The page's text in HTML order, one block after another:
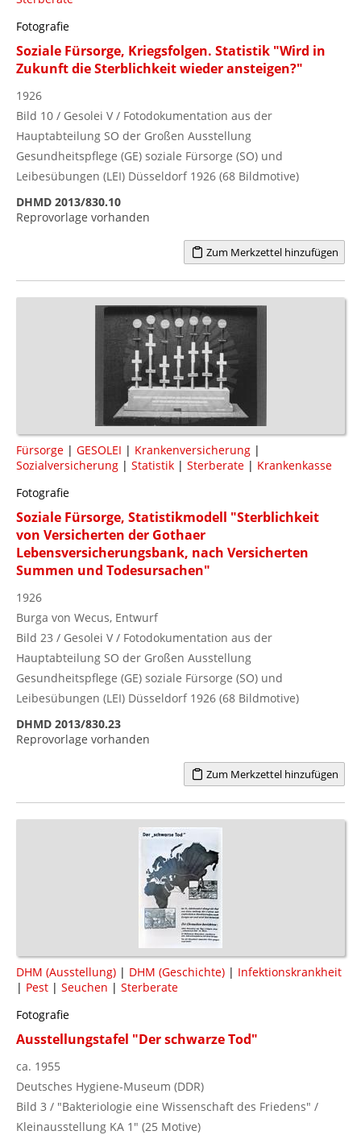
Fotografie
Soziale Fürsorge, Kriegsfolgen. Statistik "Wird in
Zukunft die Sterblichkeit wieder ansteigen?"
1926
Bild 10 / Gesolei V / Fotodokumentation aus der
Hauptabteilung SO der Großen Ausstellung
Gesundheitspflege (GE) soziale Fürsorge (SO) und
Leibesübungen (LEI) Düsseldorf 1926 (68 Bildmotive)
DHMD 2013/830.10
Reprovorlage vorhanden
Zum Merkzettel hinzufügen
Fürsorge | GESOLEI | Krankenversicherung |
Sozialversicherung | Statistik | Sterberate | Krankenkasse
Fotografie
Soziale Fürsorge, Statistikmodell "Sterblichkeit
von Versicherten der Gothaer
Lebensversicherungsbank, nach Versicherten
Summen und Todesursachen"
1926
Burga von Wecus, Entwurf
Bild 23 / Gesolei V / Fotodokumentation aus der
Hauptabteilung SO der Großen Ausstellung
Gesundheitspflege (GE) soziale Fürsorge (SO) und
Leibesübungen (LEI) Düsseldorf 1926 (68 Bildmotive)
DHMD 2013/830.23
Reprovorlage vorhanden
Zum Merkzettel hinzufügen
DHM (Ausstellung) | DHM (Geschichte) | Infektionskrankheit
| Pest | Seuchen | Sterberate
Fotografie
Ausstellungstafel "Der schwarze Tod"
ca. 1955
Deutsches Hygiene-Museum (DDR)
Bild 3 / "Bakteriologie eine Wissenschaft des Friedens" /
Kleinausstellung KA 1" (25 Motive)